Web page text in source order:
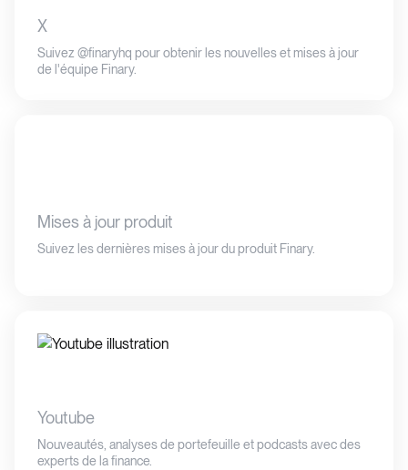
X
Suivez @finaryhq pour obtenir les nouvelles et mises à jour
de l'équipe Finary.
Mises à jour produit
Suivez les dernières mises à jour du produit Finary.
Youtube
Nouveautés, analyses de portefeuille et podcasts avec des
experts de la finance.